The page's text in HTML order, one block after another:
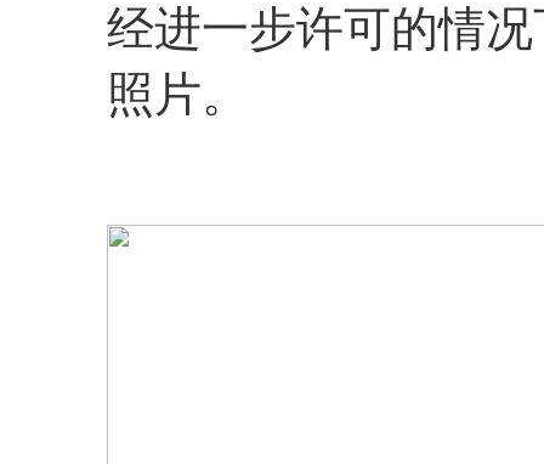
经进一步许可的情
照片。